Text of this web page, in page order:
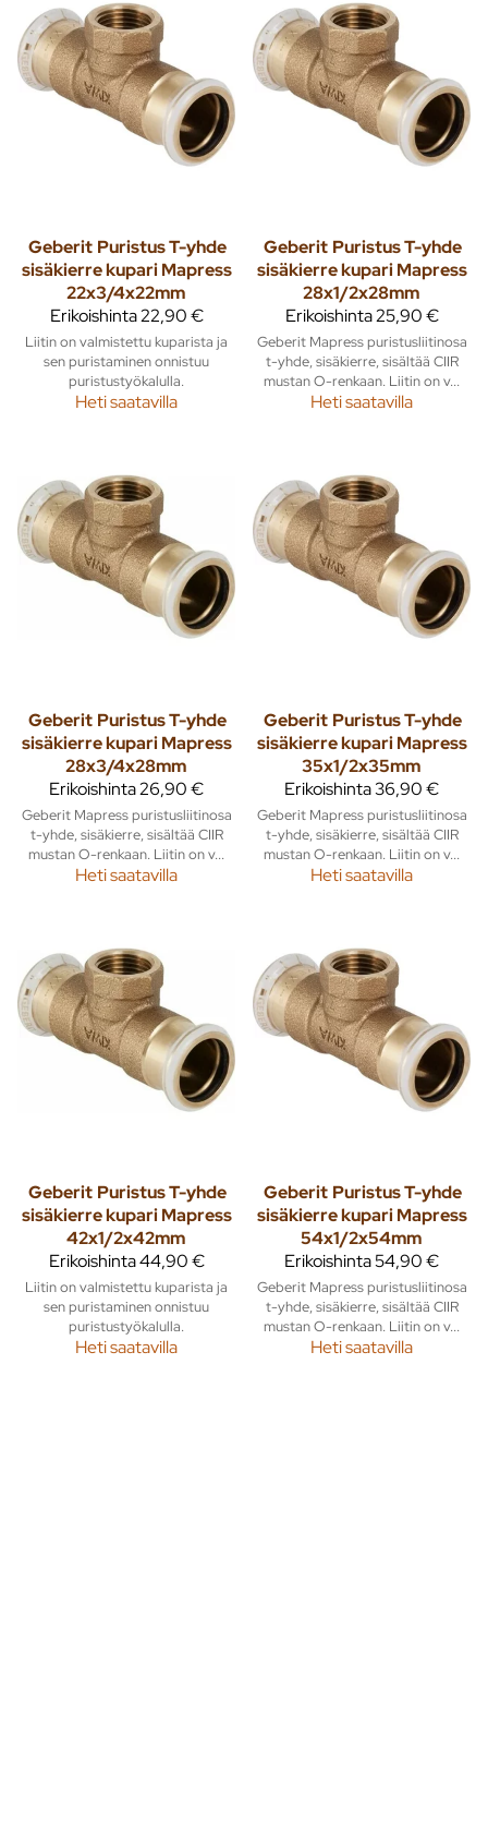
Geberit Puristus T-yhde
sisäkierre kupari Mapress
22x3/4x22mm
Erikoishinta22,90 €
Liitin on valmistettu kuparista ja
sen puristaminen onnistuu
puristustyökalulla.
Heti saatavilla
Geberit Puristus T-yhde
sisäkierre kupari Mapress
28x1/2x28mm
Erikoishinta25,90 €
Geberit Mapress puristusliitinosa
t-yhde, sisäkierre, sisältää CIIR
mustan O-renkaan. Liitin on v...
Heti saatavilla
Geberit Puristus T-yhde
sisäkierre kupari Mapress
28x3/4x28mm
Erikoishinta26,90 €
Geberit Mapress puristusliitinosa
t-yhde, sisäkierre, sisältää CIIR
mustan O-renkaan. Liitin on v...
Heti saatavilla
Geberit Puristus T-yhde
sisäkierre kupari Mapress
35x1/2x35mm
Erikoishinta36,90 €
Geberit Mapress puristusliitinosa
t-yhde, sisäkierre, sisältää CIIR
mustan O-renkaan. Liitin on v...
Heti saatavilla
Geberit Puristus T-yhde
sisäkierre kupari Mapress
42x1/2x42mm
Erikoishinta44,90 €
Liitin on valmistettu kuparista ja
sen puristaminen onnistuu
puristustyökalulla.
Heti saatavilla
Geberit Puristus T-yhde
sisäkierre kupari Mapress
54x1/2x54mm
Erikoishinta54,90 €
Geberit Mapress puristusliitinosa
t-yhde, sisäkierre, sisältää CIIR
mustan O-renkaan. Liitin on v...
Heti saatavilla